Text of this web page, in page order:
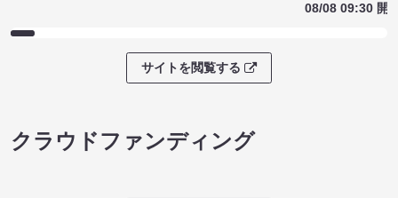
08/08 09:30 開
サイトを閲覧する
クラウドファンディング